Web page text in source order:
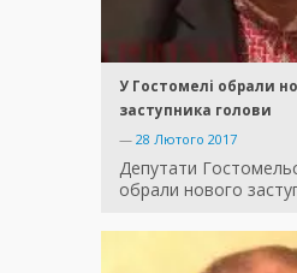
У Гостомелі обрали
заступника голови
— 28 Лютого 2017
Депутати
обрали нового